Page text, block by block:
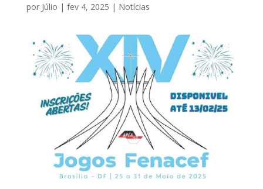
por Júlio | fev 4, 2025 | Notícias